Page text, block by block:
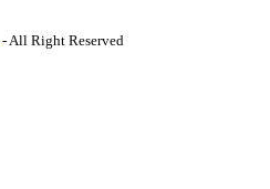
- All Right Reserved